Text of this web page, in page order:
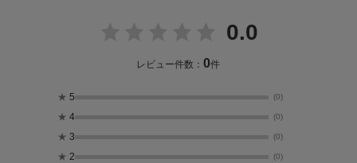
0.0
レビュー件数：0件
★ 5 (0)
★ 4 (0)
★ 3 (0)
★ 2 (0)